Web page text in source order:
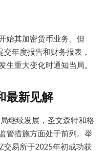
始其加密货币业务。但
年度报告和财务报表，
重大变化时通知当局。
最新见解
继续发展，圣文森特和格
管措施方面处于前列。举
交易所于2025年初成功获